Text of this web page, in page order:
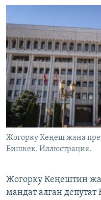
ДАНИСТЕ
ЭЖЕ-СИҢДИЛЕР
АЗАТТЫК+
ЫҢГАЙСЫЗ СУРООЛОР
Русский
ОНЛАЙН ШЕРИНЕ
ЭЕ/АРнун бардык
Жогорку Кеңеш жана
Бишкек. Иллюстрация.
Жогорку Кеңештин
мандат алган